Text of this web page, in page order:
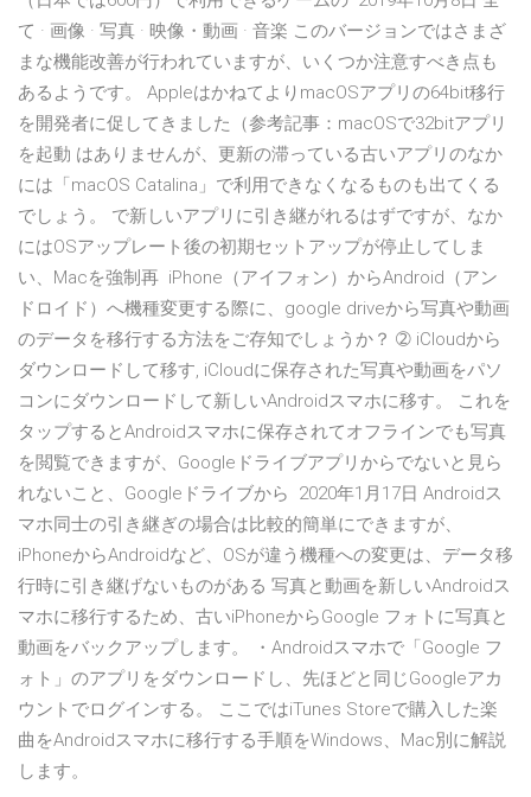
て · 画像 · 写真 · 映像・動画 · 音楽 このバージョンではさまざ
まな機能改善が行われていますが、いくつか注意すべき点も
あるようです。 AppleはかねてよりmacOSアプリの64bit移行
を開発者に促してきました（参考記事：macOSで32bitアプリ
を起動 はありませんが、更新の滞っている古いアプリのなか
には「macOS Catalina」で利用できなくなるものも出てくる
でしょう。 で新しいアプリに引き継がれるはずですが、なか
にはOSアップレート後の初期セットアップが停止してしま
い、Macを強制再 iPhone（アイフォン）からAndroid（アン
ドロイド）へ機種変更する際に、google driveから写真や動画
のデータを移行する方法をご存知でしょうか？ ➁ iCloudから
ダウンロードして移す, iCloudに保存された写真や動画をパソ
コンにダウンロードして新しいAndroidスマホに移す。 これを
タップするとAndroidスマホに保存されてオフラインでも写真
を閲覧できますが、Googleドライブアプリからでないと見ら
れないこと、Googleドライブから 2020年1月17日 Androidス
マホ同士の引き継ぎの場合は比較的簡単にできますが、
iPhoneからAndroidなど、OSが違う機種への変更は、データ移
行時に引き継げないものがある 写真と動画を新しいAndroidス
マホに移行するため、古いiPhoneからGoogle フォトに写真と
動画をバックアップします。 ・Androidスマホで「Google フ
ォト」のアプリをダウンロードし、先ほどと同じGoogleアカ
ウントでログインする。 ここではiTunes Storeで購入した楽
曲をAndroidスマホに移行する手順をWindows、Mac別に解説
します。